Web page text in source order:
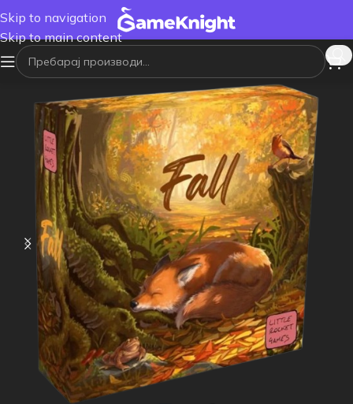
Skip to navigation
Skip to main content